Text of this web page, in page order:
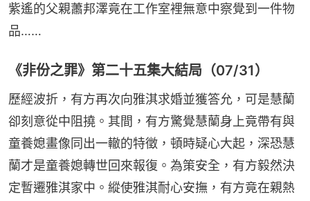
紫遙的父親蕭邦澤竟在工作室裡無意中察覺到一件物
品……
《非份之罪》第二十五集大結局（07/31）
歷經波折，有方再次向雅淇求婚並獲答允，可是慧蘭
卻刻意從中阻撓。其間，有方驚覺慧蘭身上竟帶有與
童養媳畫像同出一轍的特徵，頓時疑心大起，深恐慧
蘭才是童養媳轉世回來報復。為策安全，有方毅然決
定暫遷雅淇家中。縱使雅淇耐心安撫，有方竟在親熱